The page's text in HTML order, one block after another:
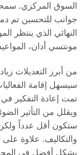
السوق المركزي.
جوانب للتحسين تم
النهائي الذي ينتظر
مونتسي أدان،
من أبرز التعديلات
سيسهل إقامة
تمت إعادة التفكير في
ويقلل من التأثير
ستكون أقل عدداً
والتكاليف. علاوة
بشكل أفضل في